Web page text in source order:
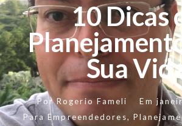
10 Dicas
Sua
PorRogerio Fameli Em
Para Empreendedores,